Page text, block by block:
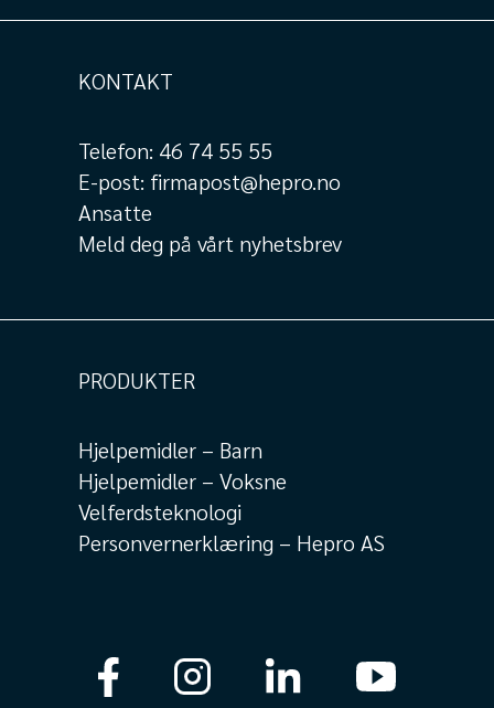
KONTAKT
Telefon: 46 74 55 55
E-post: firmapost@hepro.no
Ansatte
Meld deg på vårt nyhetsbrev
PRODUKTER
Hjelpemidler – Barn
Hjelpemidler – Voksne
Velferdsteknologi
Personvernerklæring – Hepro AS